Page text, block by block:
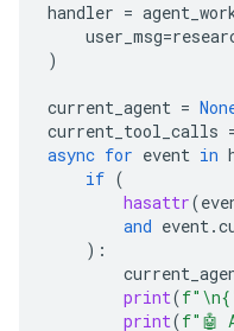
handler =
user_msg=
)
current_agent =
current_tool_calls
async for event in
if (
hasattr(
and event.
):
print(f" \n{
print(f"🤖